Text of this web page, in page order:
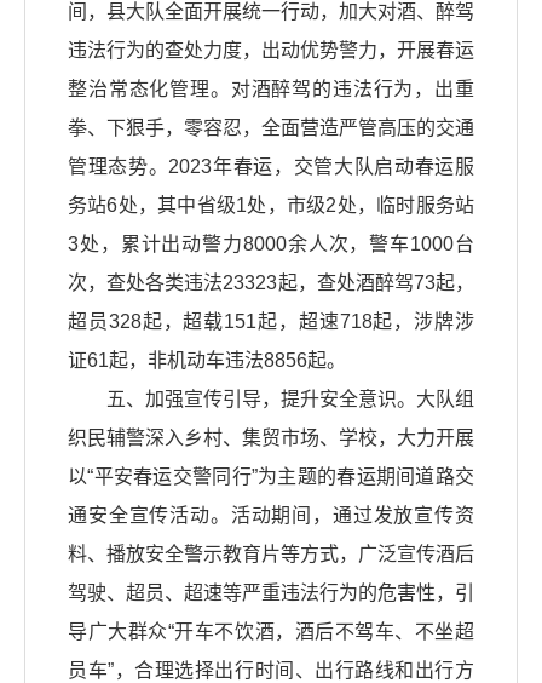
间，县大队全面开展统一行动，加大对酒、醉驾
违法行为的查处力度，出动优势警力，开展春运
整治常态化管理。对酒醉驾的违法行为，出重
拳、下狠手，零容忍，全面营造严管高压的交通
管理态势。2023年春运，交管大队启动春运服
务站6处，其中省级1处，市级2处，临时服务站
3处，累计出动警力8000余人次，警车1000台
次，查处各类违法23323起，查处酒醉驾73起，
超员328起，超载151起，超速718起，涉牌涉
证61起，非机动车违法8856起。
五、加强宣传引导，提升安全意识。大队组
织民辅警深入乡村、集贸市场、学校，大力开展
以“平安春运交警同行”为主题的春运期间道路交
通安全宣传活动。活动期间，通过发放宣传资
料、播放安全警示教育片等方式，广泛宣传酒后
驾驶、超员、超速等严重违法行为的危害性，引
导广大群众“开车不饮酒，酒后不驾车、不坐超
员车”，合理选择出行时间、出行路线和出行方